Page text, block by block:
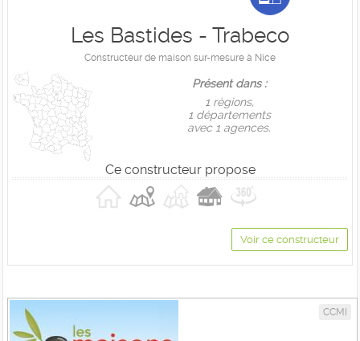
Les Bastides - Trabeco
Constructeur de maison sur-mesure à Nice
Présent dans :
1 règions,
1 départements
avec 1 agences.
Ce constructeur propose
Voir ce constructeur
CCMI